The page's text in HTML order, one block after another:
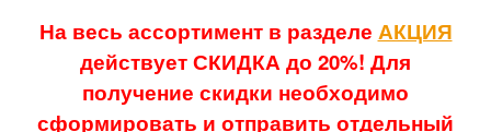
На весь ассортимент в разделе АКЦИЯ
действует СКИДКА до 20%! Для
получение скидки необходимо
сформировать и отправить отдельный